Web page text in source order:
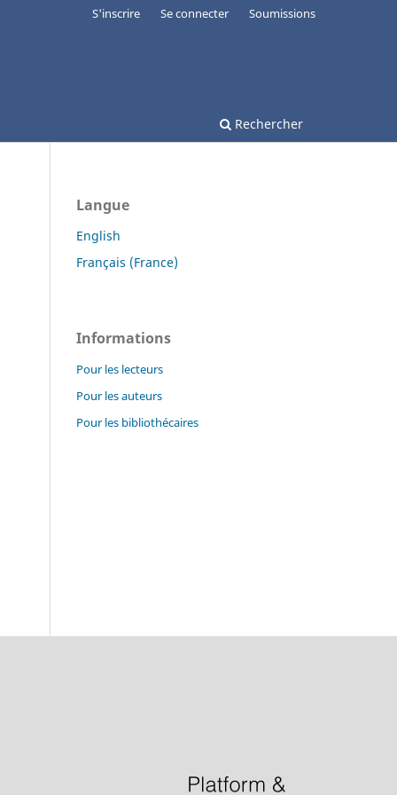
Rechercher
S'inscrire Se connecter Soumissions
Langue
English
Français (France)
Informations
Pour les lecteurs
Pour les auteurs
Pour les bibliothécaires